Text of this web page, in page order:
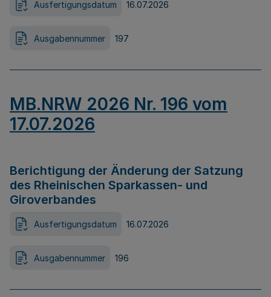
Ausfertigungsdatum 16.07.2026
Ausgabennummer 197
MB.NRW 2026 Nr. 196 vom
17.07.2026
Berichtigung der Änderung der Satzung
des Rheinischen Sparkassen- und
Giroverbandes
Ausfertigungsdatum 16.07.2026
Ausgabennummer 196